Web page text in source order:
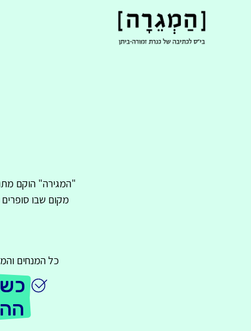
"המגירה" הוקם
מקום שבו
כל המנחים